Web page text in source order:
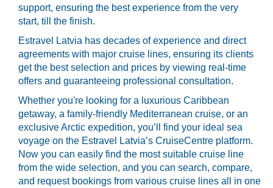
support, ensuring the best experience from the very
start, till the finish.
Estravel Latvia has decades of experience and direct
agreements with major cruise lines, ensuring its clients
get the best selection and prices by viewing real-time
offers and guaranteeing professional consultation.
Whether you're looking for a luxurious Caribbean
getaway, a family-friendly Mediterranean cruise, or an
exclusive Arctic expedition, you’ll find your ideal sea
voyage on the Estravel Latvia’s CruiseCentre platform.
Now you can easily find the most suitable cruise line
from the wide selection, and you can search, compare,
and request bookings from various cruise lines all in one